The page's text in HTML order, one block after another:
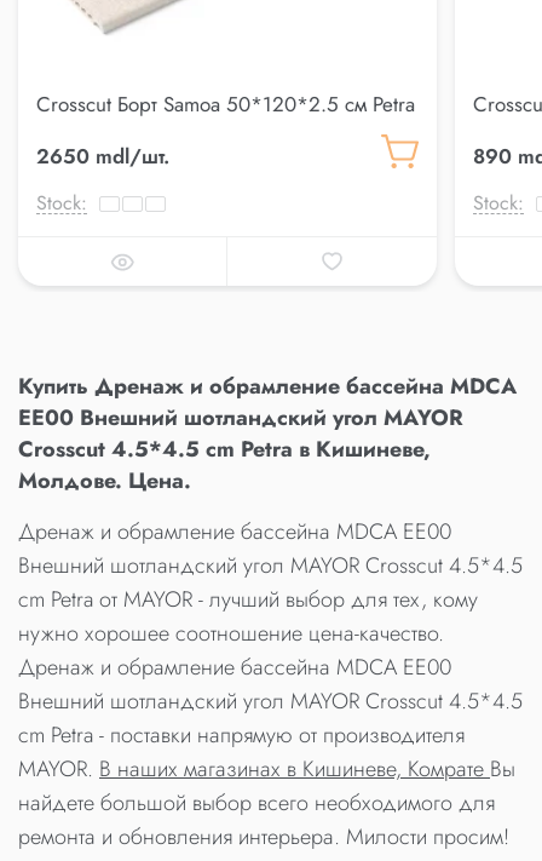
Crosscut Борт Samoa 50*120*2.5 см Petra
2650 mdl/шт.
Stock:
890
Stock:
Купить Дренаж и обрамление бассейна MDCA
EE00 Внешний шотландский угол MAYOR
Crosscut 4.5*4.5 cm Petra в Кишиневе,
Молдове. Цена.
Дренаж и обрамление бассейна MDCA EE00
Внешний шотландский угол MAYOR Crosscut 4.5*4.5
cm Petra от MAYOR - лучший выбор для тех, кому
нужно хорошее соотношение цена-качество.
Дренаж и обрамление бассейна MDCA EE00
Внешний шотландский угол MAYOR Crosscut 4.5*4.5
cm Petra - поставки напрямую от производителя
MAYOR. В наших магазинах в Кишиневе, КомратеВы
найдете большой выбор всего необходимого для
ремонта и обновления интерьера. Милости просим!